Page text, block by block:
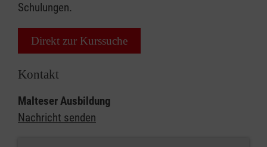
Schulungen.
Direkt zur Kurssuche
Kontakt
Malteser Ausbildung
Nachricht senden